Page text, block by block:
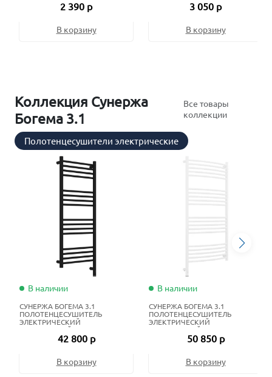
2 390 р
В корзину
3 050 р
В корзину
Коллекция Сунержа
Богема 3.1
Все товары
коллекции
Полотенцесушители электрические
В наличии
СУНЕРЖА БОГЕМА 3.1
ПОЛОТЕНЦЕСУШИТЕЛЬ
ЭЛЕКТРИЧЕСКИЙ
ЖИДКОСТНЫЙ 100Х40 СМ
МАТОВЫЙ ЧЁРНЫЙ
42 800 р
В корзину
В наличии
СУНЕРЖА БОГЕМА 3.1
ПОЛОТЕНЦЕСУШИТЕЛЬ
ЭЛЕКТРИЧЕСКИЙ
ЖИДКОСТНЫЙ 120Х60 СМ
МАТОВЫЙ БЕЛЫЙ
50 850 р
В корзину